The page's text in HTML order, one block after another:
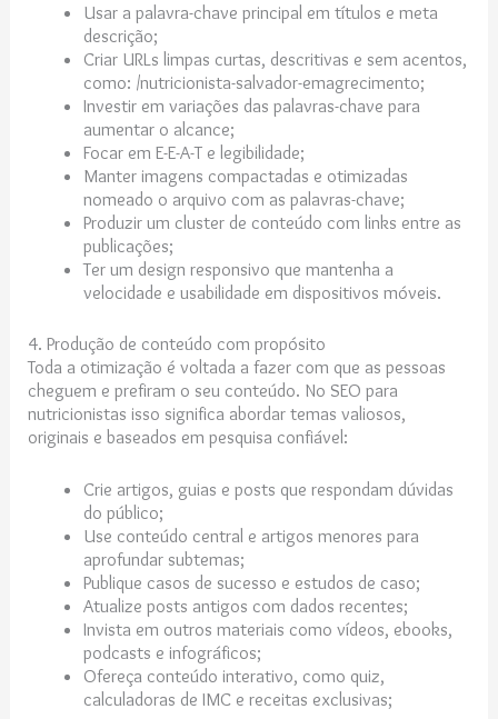
Usar a palavra-chave principal em títulos e meta
descrição;
Criar URLs limpas curtas, descritivas e sem acentos,
como: /nutricionista-salvador-emagrecimento;
Investir em variações das palavras-chave para
aumentar o alcance;
Focar em E-E-A-T e legibilidade;
Manter imagens compactadas e otimizadas
nomeado o arquivo com as palavras-chave;
Produzir um cluster de conteúdo com links entre as
publicações;
Ter um design responsivo que mantenha a
velocidade e usabilidade em dispositivos móveis.
4. Produção de conteúdo com propósito
Toda a otimização é voltada a fazer com que as pessoas
cheguem e prefiram o seu conteúdo. No SEO para
nutricionistas isso significa abordar temas valiosos,
originais e baseados em pesquisa confiável:
Crie artigos, guias e posts que respondam dúvidas
do público;
Use conteúdo central e artigos menores para
aprofundar subtemas;
Publique casos de sucesso e estudos de caso;
Atualize posts antigos com dados recentes;
Invista em outros materiais como vídeos, ebooks,
podcasts e infográficos;
Ofereça conteúdo interativo, como quiz,
calculadoras de IMC e receitas exclusivas;